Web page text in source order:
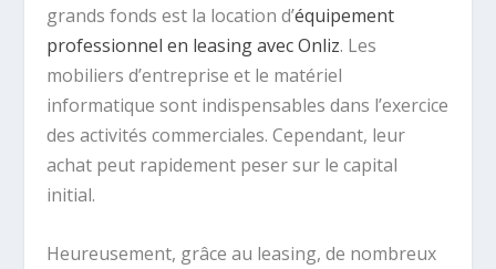
grands fonds est la location d’équipement
professionnel en leasing avec Onliz. Les
mobiliers d’entreprise et le matériel
informatique sont indispensables dans l’exercice
des activités commerciales. Cependant, leur
achat peut rapidement peser sur le capital
initial.
Heureusement, grâce au leasing, de nombreux